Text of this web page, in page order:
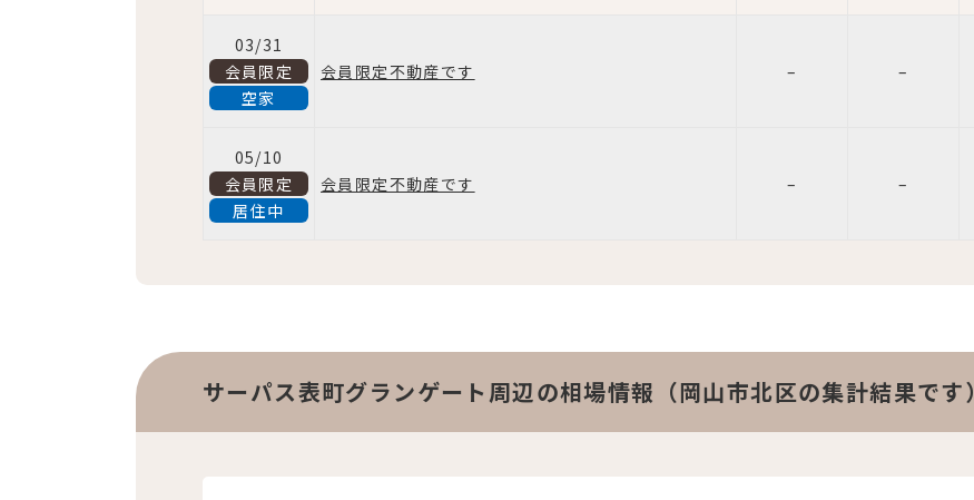
03/31
会員限定
空家
会員限定不動産です – –
05/10
会員限定
居住中
会員限定不動産です – –
サーパス表町グランゲート周辺の相場情報（岡山市北区の集計結果です）